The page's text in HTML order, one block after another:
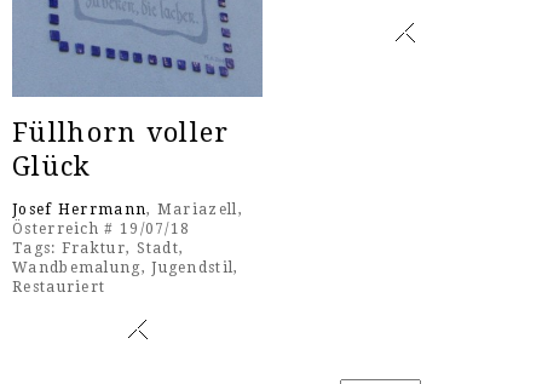
Füllhorn voller
Glück
Josef Herrmann, Mariazell,
Österreich # 19/07/18
Tags: Fraktur, Stadt,
Wandbemalung,Jugendstil,
Restauriert